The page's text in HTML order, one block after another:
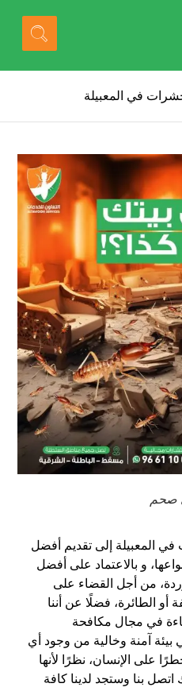
في المعبيلة
صحم
المعبيلة إلى تقديم أفضل
و بالاعتماد على أفضل
من أجل القضاء على
أو الطائرة، فضلًا عن أننا
في مجال مكافحة
آمنة وخالية من وجود أي
على الإنسان، نظرًا لأنها
بنا وستجد لدينا كافة